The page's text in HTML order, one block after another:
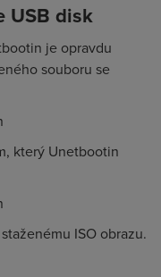
USB disk
je opravdu
souboru se
který Unetbootin
ISO obrazu.